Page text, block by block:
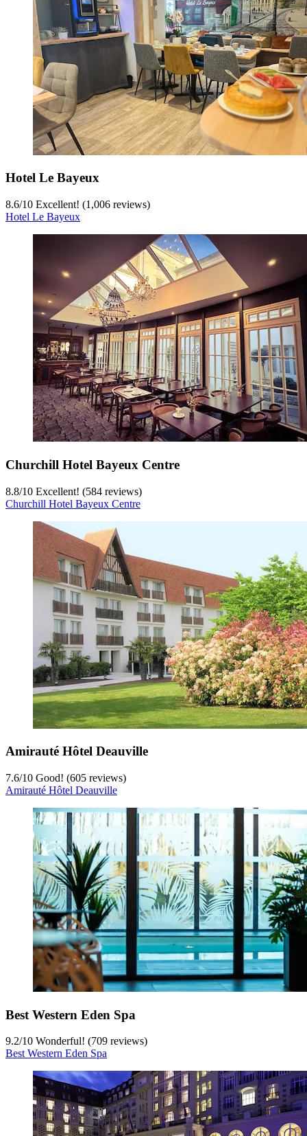
Hotel Le Bayeux
8.6/10 Excellent! (1,006 reviews)
Hotel Le Bayeux
Churchill Hotel Bayeux Centre
8.8/10 Excellent! (584 reviews)
Churchill Hotel Bayeux Centre
Amirauté Hôtel Deauville
7.6/10 Good! (605 reviews)
Amirauté Hôtel Deauville
Best Western Eden Spa
9.2/10 Wonderful! (709 reviews)
Best Western Eden Spa